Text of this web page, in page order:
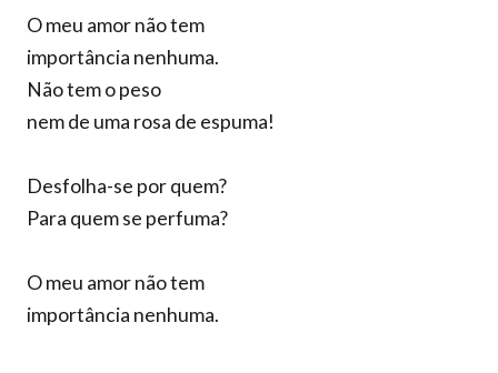
O meu amor não tem
importância nenhuma.
Não tem o peso
nem de uma rosa de espuma!
Desfolha-se por quem?
Para quem se perfuma?
O meu amor não tem
importância nenhuma.